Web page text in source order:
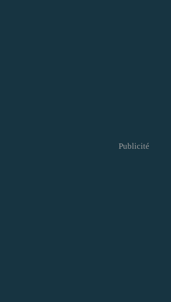
Publicité